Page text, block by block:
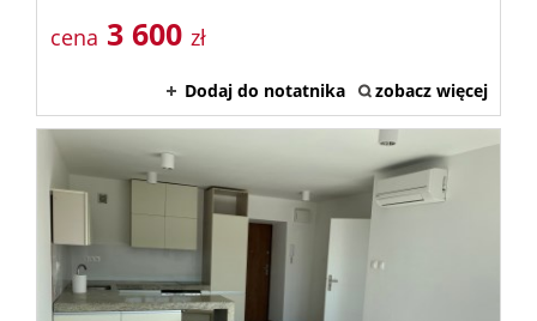
cena 3 600 zł
Dodaj do notatnika zobacz więcej